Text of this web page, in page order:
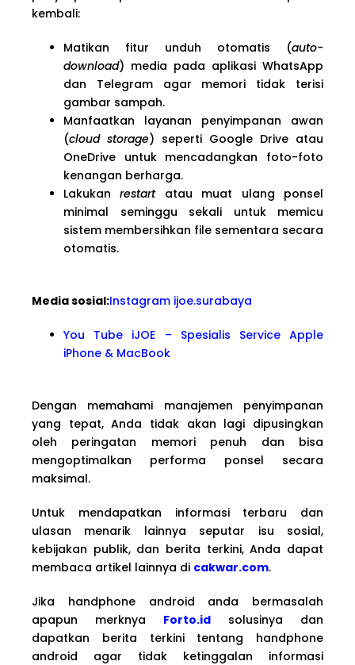
kembali:
Matikan fitur unduh otomatis (auto-
download) media pada aplikasi WhatsApp
dan Telegram agar memori tidak terisi
gambar sampah.
Manfaatkan layanan penyimpanan awan
(cloud storage) seperti Google Drive atau
OneDrive untuk mencadangkan foto-foto
kenangan berharga.
Lakukanrestartatau muat ulang ponsel
minimal seminggu sekali untuk memicu
sistem membersihkan file sementara secara
otomatis.
Media sosial:Instagram ijoe.surabaya
You Tube iJOE – Spesialis Service Apple
iPhone & MacBook
Dengan memahami manajemen penyimpanan
yang tepat, Anda tidak akan lagi dipusingkan
oleh peringatan memori penuh dan bisa
mengoptimalkan performa ponsel secara
maksimal.
Untuk mendapatkan informasi terbaru dan
ulasan menarik lainnya seputar isu sosial,
kebijakan publik, dan berita terkini, Anda dapat
membaca artikel lainnya di cakwar.com.
Jika handphone android anda bermasalah
apapun merknya Forto.id solusinya dan
dapatkan berita terkini tentang handphone
android agar tidak ketinggalan informasi